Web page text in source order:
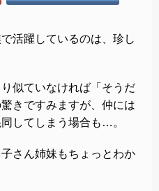
活躍しているのは、珍し
似ていなければ「そうだ
きですみますが、仲には
してしまう場合も…。
さん姉妹もちょっとわか